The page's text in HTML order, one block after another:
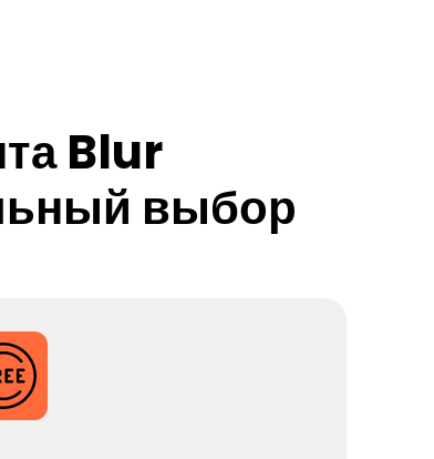
Blur
выбор